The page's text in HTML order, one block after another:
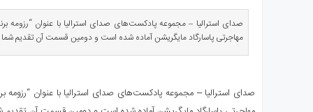
صدای استرالیا – مجموعه پادکست‌های صدای استرالیا با عنوان “رزومه
مهاجرتی پاسارگاد مایگریشن آماده شده است و دومین قسمت آن تقدیم
صدای استرالیا – مجموعه پادکست‌های صدای استرالیا با عنوان “رزومه